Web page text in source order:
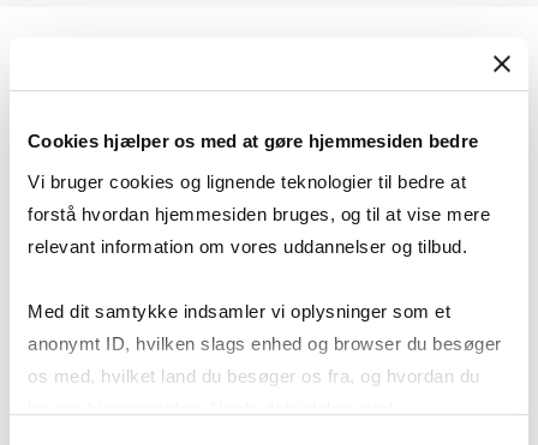
Cookies hjælper os med at gøre hjemmesiden bedre
Vi bruger cookies og lignende teknologier til bedre at
forstå hvordan hjemmesiden bruges, og til at vise mere
relevant information om vores uddannelser og tilbud.
Med dit samtykke indsamler vi oplysninger som et
anonymt ID, hvilken slags enhed og browser du besøger
os med, hvilket land du besøger os fra, og hvordan du
Geopolitik og businesssikkerhed
navigerer man som virksomhed?